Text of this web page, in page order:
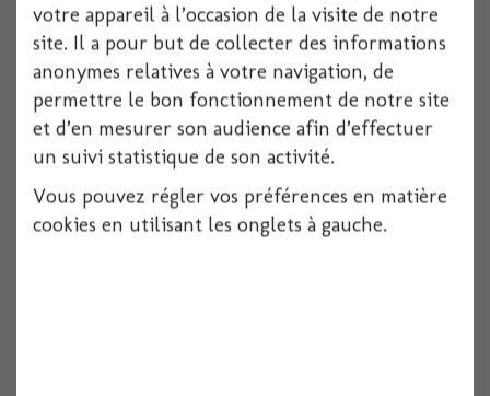
votre appareil à l’occasion de la visite de notre
site. Il a pour but de collecter des informations
anonymes relatives à votre navigation, de
permettre le bon fonctionnement de notre site
et d’en mesurer son audience afin d’effectuer
un suivi statistique de son activité.
Vous pouvez régler vos préférences en matière
cookies en utilisant les onglets à gauche.